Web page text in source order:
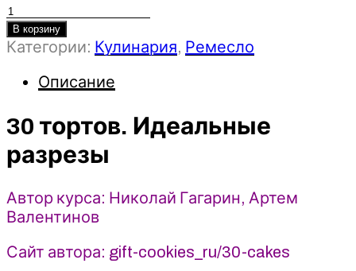
Количество
товара
30
Идеальные
-
Николай
Гагарин,
Валентинов
(2025)
cookies
В корзину
Категории: Кулинария, Ремесло
Описание
30 тортов. Идеальные
разрезы
Автор курса: Николай Гагарин, Артем
Валентинов
Сайт автора: gift-cookies_ru/30-cakes